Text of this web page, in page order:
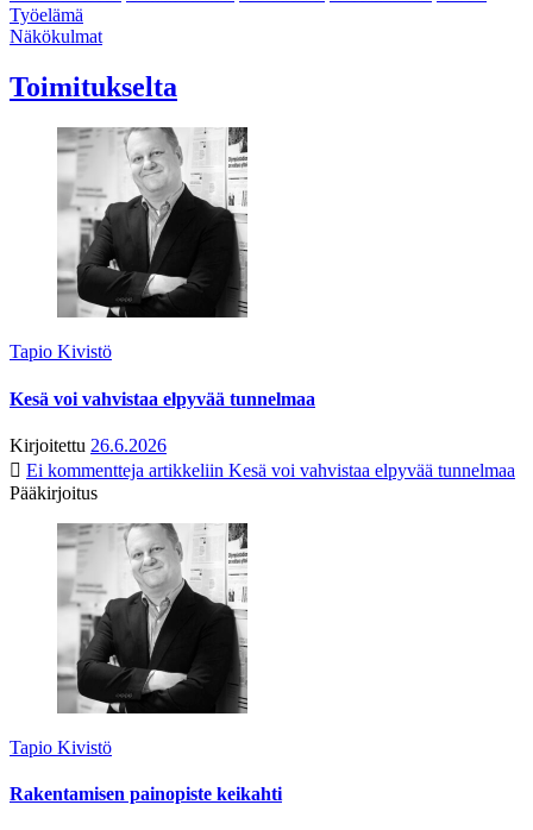
Työelämä
Näkökulmat
Toimitukselta
Tapio Kivistö
Kesä voi vahvistaa elpyvää tunnelmaa
Kirjoitettu 26.6.2026
Ei kommentteja artikkeliin Kesä voi vahvistaa elpyvää tunnelmaa
Pääkirjoitus
Tapio Kivistö
Rakentamisen painopiste keikahti